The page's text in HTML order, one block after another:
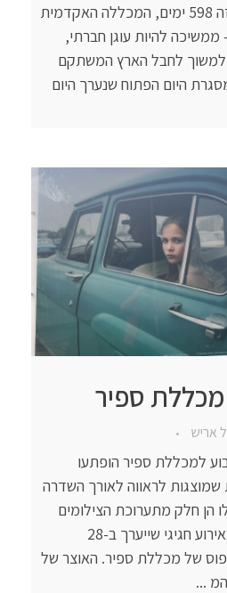
עדיין נמצאים בשבי בעזה 598 ימים, המכללה האקדמית
להיות עוגן חברתי,
ולמשוך לחבל הארץ המשתקם
היום הפתוח שנערך היום
ספיר
אריש
למכללת ספיר הופתעו
שמוצגות לראווה לאורך השדרה
הן חלק מתערוכת הצילומים
"התבוננות" שתיפתח באירוע חגיגי שייערך ב-28
ב-13:30 בקמפוס של מכללת ספיר. האוצר של
...